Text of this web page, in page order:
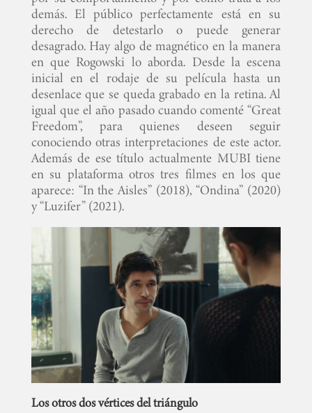
demás. El público perfectamente está en su
derecho de detestarlo o puede generar
desagrado. Hay algo de magnético en la manera
en que Rogowski lo aborda. Desde la escena
inicial en el rodaje de su película hasta un
desenlace que se queda grabado en la retina. Al
igual que el año pasado cuando comenté “Great
Freedom”, para quienes deseen seguir
conociendo otras interpretaciones de este actor.
Además de ese título actualmente MUBI tiene
en su plataforma otros tres filmes en los que
aparece: “In the Aisles” (2018), “Ondina” (2020)
y “Luzifer” (2021).
Los otros dos vértices del triángulo